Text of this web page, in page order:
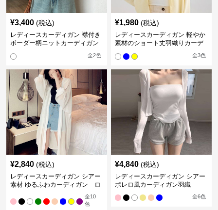
¥3,400 (税込)
レディースカーディガン 襟付き
ボーダー柄ニットカーディガン
全2色
¥1,980 (税込)
レディースカーディガン 軽やか
素材のショート丈羽織りカーデ
全3色
¥2,840 (税込)
レディースカーディガン シアー
素材 ゆるふわカーディガン ロ
全10
色
¥4,840 (税込)
レディースカーディガン シアー
ボレロ風カーディガン羽織
全6色